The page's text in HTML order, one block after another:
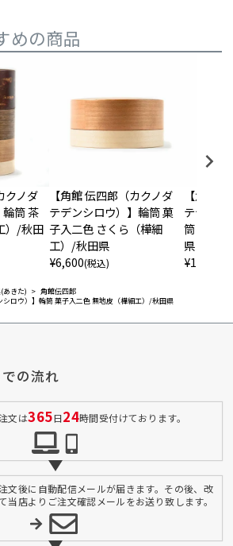
あきた)
角館伝四郎
シロウ）】輪筒 菓子入二色 無地皮（樺細工）/秋田県
めの商品
クノダ
筒 茶
）/秋田
【角館 伝四郎（カクノダ
テデンシロウ）】輪筒 菓
子入二色 さくら（樺細
工）/秋田県
¥6,600(税込)
【角館
テデンシ
筒 くる
県
¥16,500
の流れ
文は365日24時間受付けております。
文後に自動配信メールが届きます。その後、改
当店よりご注文確認メールをお送り致します。